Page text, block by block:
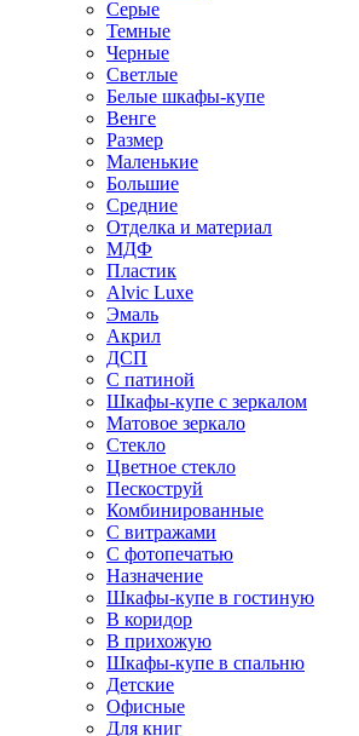
Серые
Темные
Черные
Светлые
Белые шкафы-купе
Венге
Размер
Маленькие
Большие
Средние
Отделка и материал
МДФ
Пластик
Alvic Luxe
Эмаль
Акрил
ДСП
С патиной
Шкафы-купе с зеркалом
Матовое зеркало
Стекло
Цветное стекло
Пескоструй
Комбинированные
С витражами
С фотопечатью
Назначение
Шкафы-купе в гостиную
В коридор
В прихожую
Шкафы-купе в спальню
Детские
Офисные
Для книг